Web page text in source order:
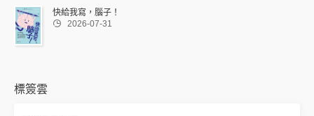
快給我寫，腦子！
 2026-07-31
標簽雲